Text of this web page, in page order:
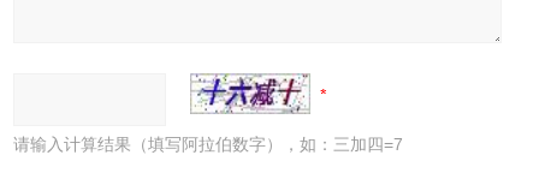
请输入计算结果（填写阿拉伯数字），如：三加四=7